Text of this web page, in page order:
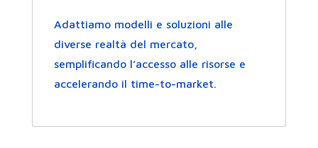
Adattiamo modelli e soluzioni alle
diverse realtà del mercato,
semplificando l’accesso alle risorse e
accelerando il time-to-market.